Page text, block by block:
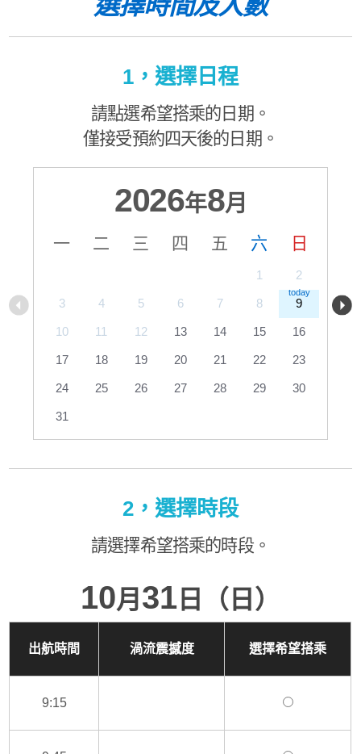
1，選擇日程
請點選希望搭乘的日期。
僅接受預約四天後的日期。
2026年8月
一 二 三 四 五 六 日
1 2
3 4 5 6 7 8 9
10 11 12 13 14 15 16
17 18 19 20 21 22 23
24 25 26 27 28 29 30
31
2，選擇時段
請選擇希望搭乘的時段。
10月 31 日（日）
出航時間 渦流震撼度 選擇希望搭乘
9:15